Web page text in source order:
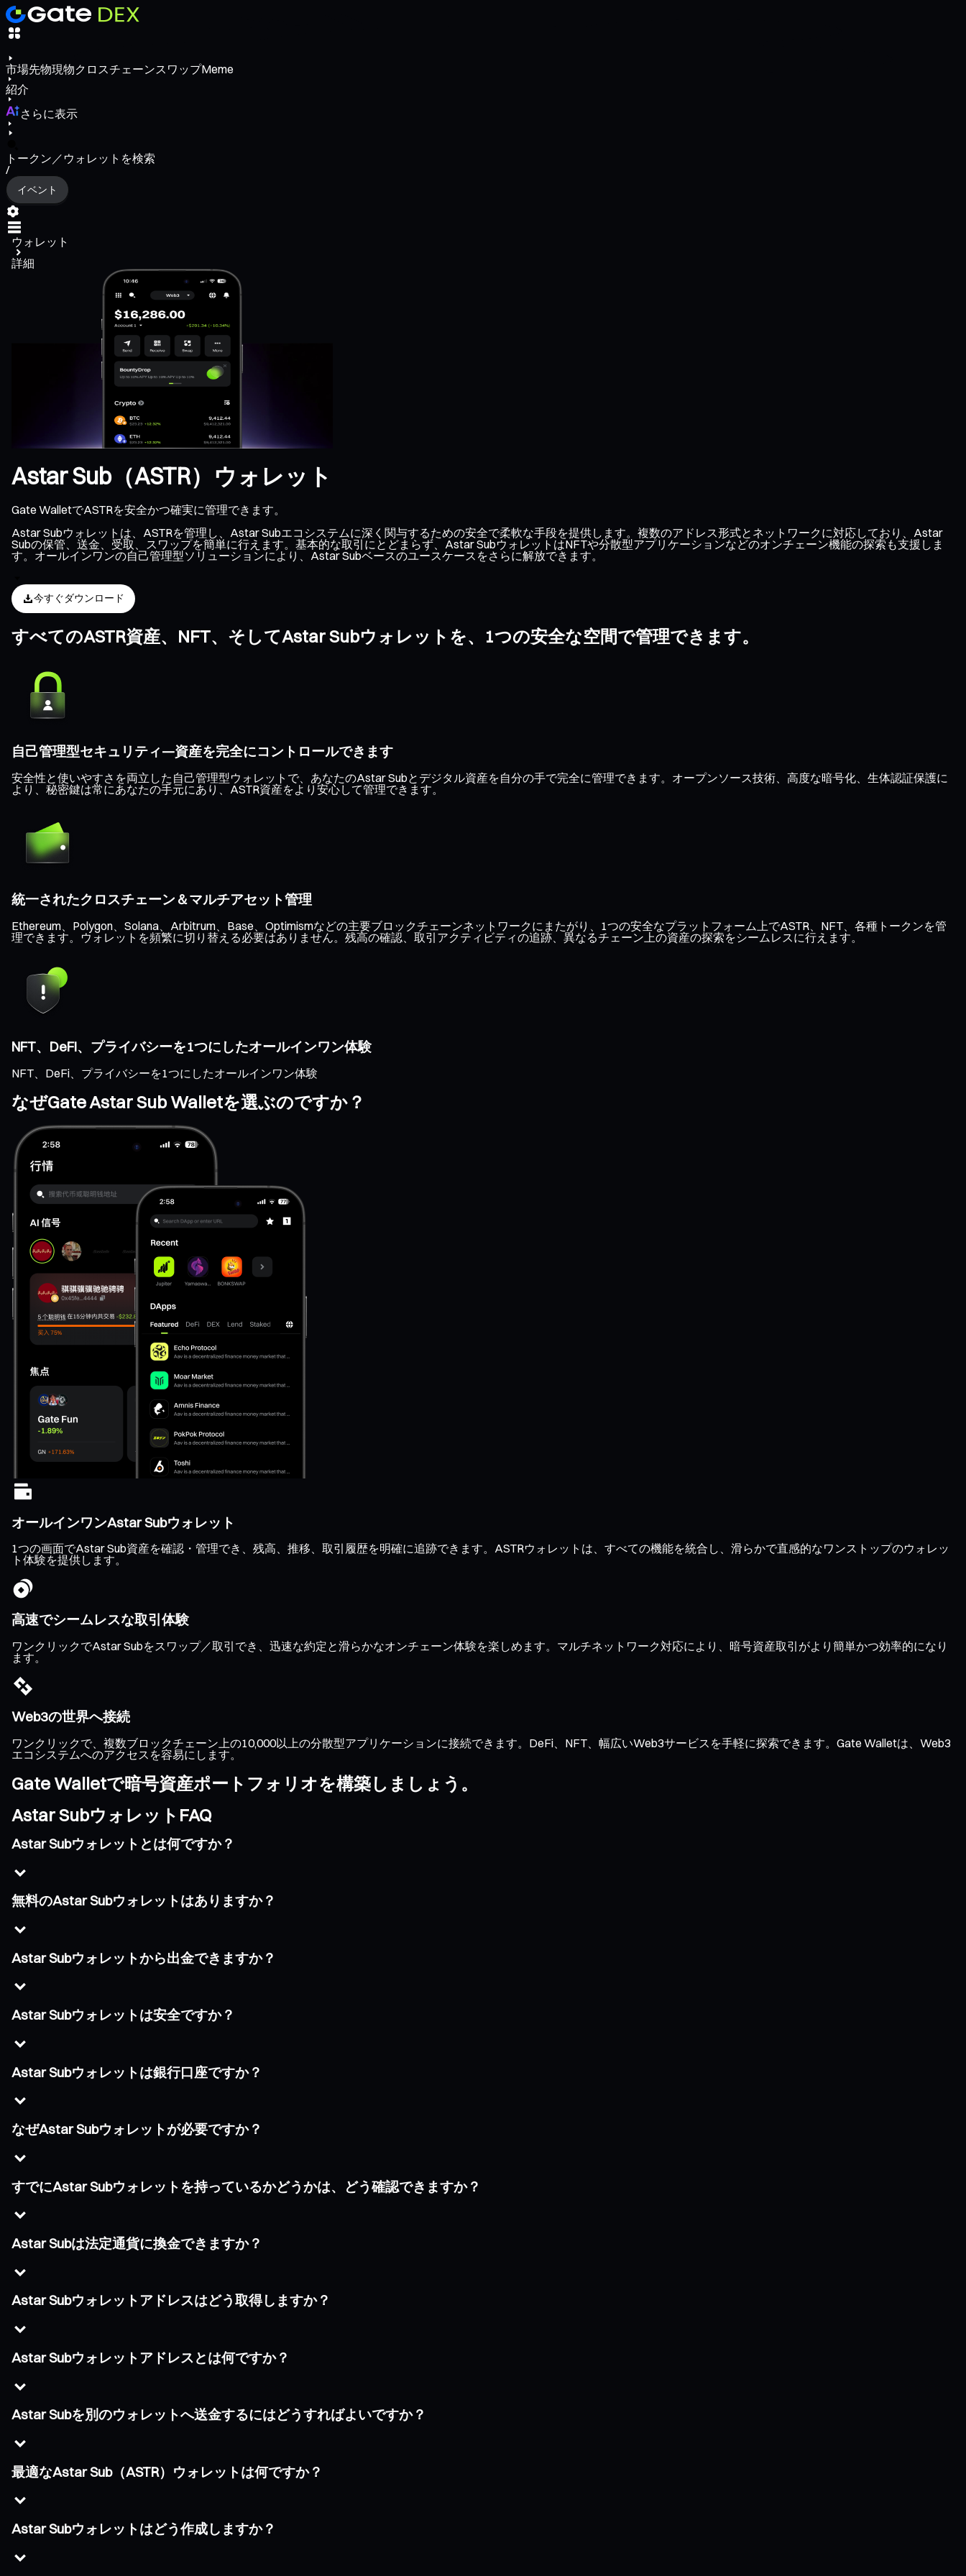
市場先物現物クロスチェーンスワップMeme
紹介
さらに表示
トークン／ウォレットを検索
/
イベント
ウォレット
詳細
Astar Sub（ASTR）ウォレット
Gate WalletでASTRを安全かつ確実に管理できます。
Astar Subウォレットは、ASTRを管理し、Astar Subエコシステムに深く関与するための安全で柔軟な手段を提供します。複数のアドレス形式とネットワークに対応しており、Astar
Subの保管、送金、受取、スワップを簡単に行えます。基本的な取引にとどまらず、Astar SubウォレットはNFTや分散型アプリケーションなどのオンチェーン機能の探索も支援しま
す。オールインワンの自己管理型ソリューションにより、Astar Subベースのユースケースをさらに解放できます。
今すぐダウンロード
すべてのASTR資産、NFT、そしてAstar Subウォレットを、1つの安全な空間で管理できます。
自己管理型セキュリティ—資産を完全にコントロールできます
安全性と使いやすさを両立した自己管理型ウォレットで、あなたのAstar Subとデジタル資産を自分の手で完全に管理できます。オープンソース技術、高度な暗号化、生体認証保護に
より、秘密鍵は常にあなたの手元にあり、ASTR資産をより安心して管理できます。
統一されたクロスチェーン＆マルチアセット管理
Ethereum、Polygon、Solana、Arbitrum、Base、Optimismなどの主要ブロックチェーンネットワークにまたがり、1つの安全なプラットフォーム上でASTR、NFT、各種トークンを管
理できます。ウォレットを頻繁に切り替える必要はありません。残高の確認、取引アクティビティの追跡、異なるチェーン上の資産の探索をシームレスに行えます。
NFT、DeFi、プライバシーを1つにしたオールインワン体験
NFT、DeFi、プライバシーを1つにしたオールインワン体験
なぜGate Astar Sub Walletを選ぶのですか？
オールインワンAstar Subウォレット
1つの画面でAstar Sub資産を確認・管理でき、残高、推移、取引履歴を明確に追跡できます。ASTRウォレットは、すべての機能を統合し、滑らかで直感的なワンストップのウォレッ
ト体験を提供します。
高速でシームレスな取引体験
ワンクリックでAstar Subをスワップ／取引でき、迅速な約定と滑らかなオンチェーン体験を楽しめます。マルチネットワーク対応により、暗号資産取引がより簡単かつ効率的になり
ます。
Web3の世界へ接続
ワンクリックで、複数ブロックチェーン上の10,000以上の分散型アプリケーションに接続できます。DeFi、NFT、幅広いWeb3サービスを手軽に探索できます。Gate Walletは、Web3
エコシステムへのアクセスを容易にします。
Gate Walletで暗号資産ポートフォリオを構築しましょう。
Astar SubウォレットFAQ
Astar Subウォレットとは何ですか？
無料のAstar Subウォレットはありますか？
Astar Subウォレットから出金できますか？
Astar Subウォレットは安全ですか？
Astar Subウォレットは銀行口座ですか？
なぜAstar Subウォレットが必要ですか？
すでにAstar Subウォレットを持っているかどうかは、どう確認できますか？
Astar Subは法定通貨に換金できますか？
Astar Subウォレットアドレスはどう取得しますか？
Astar Subウォレットアドレスとは何ですか？
Astar Subを別のウォレットへ送金するにはどうすればよいですか？
最適なAstar Sub（ASTR）ウォレットは何ですか？
Astar Subウォレットはどう作成しますか？